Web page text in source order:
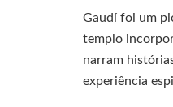
Gaudí foi um
templo
narram
experiência